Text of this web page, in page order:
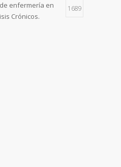
enfermería en
Crónicos.
1689